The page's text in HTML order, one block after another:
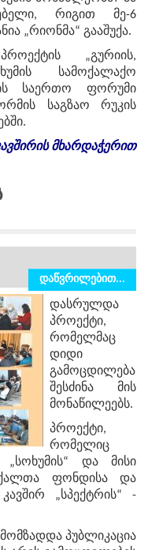
რიგით მე-6
„რიონმა“ გააშუქა.
„გურიის,
სამოქალაქო
საერთო ფორუმი
საგზაო რუკის
მხარდაჭერით
დაწვრილებით...
დასრულდა
პროექტი,
რომელმაც
დიდი
გამოცდილება
შესძინა მის
მონაწილეებს.
პროექტი,
რომელიც
და მისი
ფონდისა და
„სპექტრის“ -
პუბლიკაცია